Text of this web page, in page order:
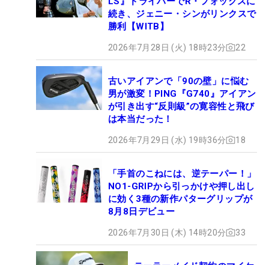
続き、ジェニー・シンがリンクスで
勝利【WITB】
2026年7月28日 (火) 18時23分 22
古いアイアンで「90の壁」に悩む
男が激変！PING『G740』アイアン
が引き出す“反則級”の寛容性と飛び
は本当だった！
2026年7月29日 (水) 19時36分 18
「手首のこねには、逆テーパー！」
NO1-GRIPから引っかけや押し出し
に効く3種の新作パターグリップが
8月8日デビュー
2026年7月30日 (木) 14時20分 33